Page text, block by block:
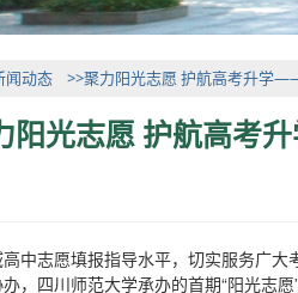
闻动态 >>聚力阳光志愿 护航高考升学
阳光志愿 护航高考
志愿填报指导水平，切实服务广大
，四川师范大学承办的首期“阳光志